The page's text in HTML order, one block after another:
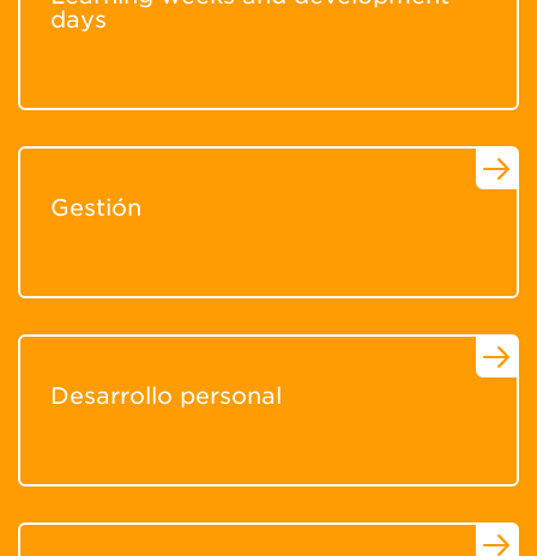
days
Gestión
Desarrollo personal